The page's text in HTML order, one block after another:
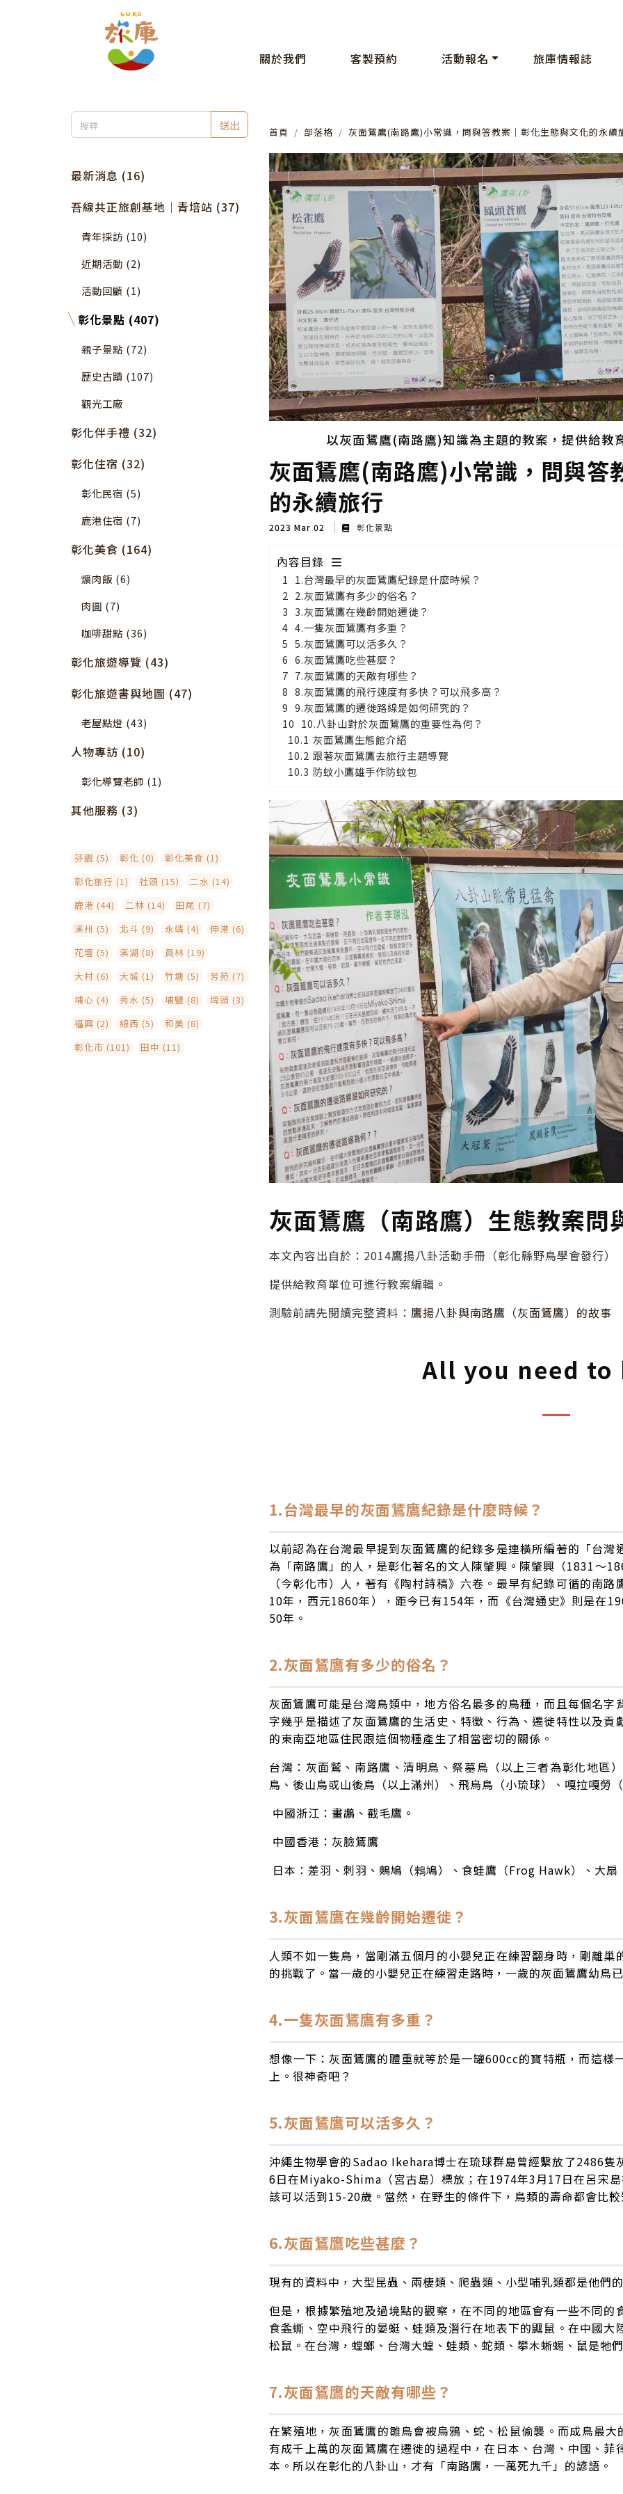
關於我們 客製預約 活動報名 旅庫情報誌
送出
最新消息 (16)
吾線共正旅創基地｜青培站 (37)
青年採訪 (10)
近期活動 (2)
活動回顧 (1)
彰化景點 (407)
親子景點 (72)
歷史古蹟 (107)
觀光工廠
彰化伴手禮 (32)
彰化住宿 (32)
彰化民宿 (5)
鹿港住宿 (7)
彰化美食 (164)
爌肉飯 (6)
肉圓 (7)
咖啡甜點 (36)
彰化旅遊導覽 (43)
彰化旅遊書與地圖 (47)
老屋點燈 (43)
人物專訪 (10)
彰化導覽老師 (1)
其他服務 (3)
芬園 (5) 彰化 (0)
彰化美食 (1)
彰化旅行 (1)
社頭 (15)
二水 (14)
鹿港 (44)
二林 (14)
田尾 (7)
溪州 (5)
北斗 (9) 永靖 (4)
伸港 (6)
花壇 (5)
溪湖 (8)
員林 (19)
大村 (6)
大城 (1) 竹塘 (5)
芳苑 (7)
埔心 (4)
秀水 (5) 埔鹽 (8)
埤頭 (3)
福興 (2)
線西 (5)
和美 (8)
彰化市 (101)
田中 (11)
首頁 部落格 灰面鵟鷹(南路鷹)小常識，問與答教案│彰化生態與文化的永續
以灰面鵟鷹(南路鷹)知識為主題的教案，提供給教
灰面鵟鷹(南路鷹)小常識，問與
的永續旅行
2023 Mar 02 彰化景點
內容目錄
1.台灣最早的灰面鵟鷹紀錄是什麼時候？
2.灰面鵟鷹有多少的俗名？
3.灰面鵟鷹在幾齡開始遷徙？
4.一隻灰面鵟鷹有多重？
5.灰面鵟鷹可以活多久？
6.灰面鵟鷹吃些甚麼？
7.灰面鵟鷹的天敵有哪些？
8.灰面鵟鷹的飛行速度有多快？可以飛多高？
9.灰面鵟鷹的遷徙路線是如何研究的？
10.八卦山對於灰面鵟鷹的重要性為何？
灰面鵟鷹生態館介紹
跟著灰面鵟鷹去旅行主題導覽
防蚊小鷹雄手作防蚊包
灰面鵟鷹（南路鷹）生態教案問
本文內容出自於：2014鷹揚八卦活動手冊（彰化縣野鳥學會發行）
提供給教育單位可進行教案編輯。
測驗前請先閱讀完整資料： 鷹揚八卦與南路鷹（灰面鵟鷹）的故事
All you need to
1.台灣最早的灰面鵟鷹紀錄是什麼時候？
以前認為在台灣最早提到灰面鵟鷹的紀錄多是連橫所編著的「台
為「南路鷹」的人，是彰化著名的文人陳肇興。陳肇興（1831～
（今彰化市）人，著有《陶村詩稿》六卷。最早有紀錄可循的南
10年，西元1860年），距今已有154年，而《台灣通史》則是在
50年。
2.灰面鵟鷹有多少的俗名？
灰面鵟鷹可能是台灣鳥類中，地方俗名最多的鳥種，而且每個名
字幾乎是描述了灰面鵟鷹的生活史、特徵、行為、遷徙特性以及
的東南亞地區住民跟這個物種產生了相當密切的關係。
台灣：灰面鷲、南路鷹、清明鳥、祭墓鳥（以上三者為彰化地區
鳥、後山鳥或山後鳥（以上滿州）、飛烏鳥（小琉球）、嘎拉嘎勞
中國浙江：畫鶘、截毛鷹。
中國香港：灰臉鵟鷹
日本：差羽、刺羽、鷞鳩（鶆鳩）、食蛙鷹（Frog Hawk）、大扇
3.灰面鵟鷹在幾齡開始遷徙？
人類不如一隻鳥，當剛滿五個月的小嬰兒正在練習翻身時，剛離
的挑戰了。當一歲的小嬰兒正在練習走路時，一歲的灰面鵟鷹幼鳥
4.一隻灰面鵟鷹有多重？
想像一下：灰面鵟鷹的體重就等於是一罐600cc的寶特瓶，而這樣
上。很神奇吧？
5.灰面鵟鷹可以活多久？
沖繩生物學會的Sadao Ikehara博士在琉球群島曾經繫放了2486
6日在Miyako-Shima（宮古島）標放；在1974年3月17日在呂宋
該可以活到15-20歲。當然，在野生的條件下，鳥類的壽命都會比
6.灰面鵟鷹吃些甚麼？
現有的資料中，大型昆蟲、兩棲類、爬蟲類、小型哺乳類都是他們
但是，根據繁殖地及過境點的觀察，在不同的地區會有一些不同
食螽蟖、空中飛行的晏蜓、蛙類及潛行在地表下的鼴鼠。在中國
松鼠。在台灣，螳螂、台灣大蝗、蛙類、蛇類、攀木蜥蜴、鼠是牠
7.灰面鵟鷹的天敵有哪些？
在繁殖地，灰面鵟鷹的雛鳥會被烏鴉、蛇、松鼠偷襲。而成鳥最
有成千上萬的灰面鵟鷹在遷徙的過程中，在日本、台灣、中國、
本。所以在彰化的八卦山，才有「南路鷹，一萬死九千」的諺語。